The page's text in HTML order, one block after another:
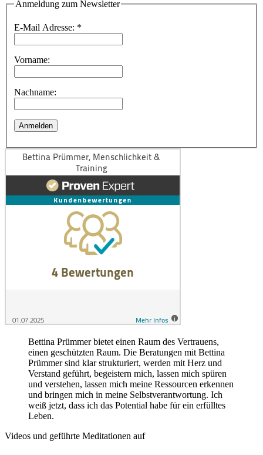
Anmeldung zum Newsletter
E-Mail Adresse: *
Vorname:
Nachname:
Bettina Prümmer bietet einen Raum des Vertrauens,
einen geschützten Raum. Die Beratungen mit Bettina
Prümmer sind klar strukturiert, werden mit Herz und
Verstand geführt, begeistern mich, lassen mich spüren
und verstehen, lassen mich meine Ressourcen erkennen
und bringen mich in meine Selbstverantwortung. Ich
weiß jetzt, dass ich das Potential habe für ein erfülltes
Leben.
Videos und geführte Meditationen auf